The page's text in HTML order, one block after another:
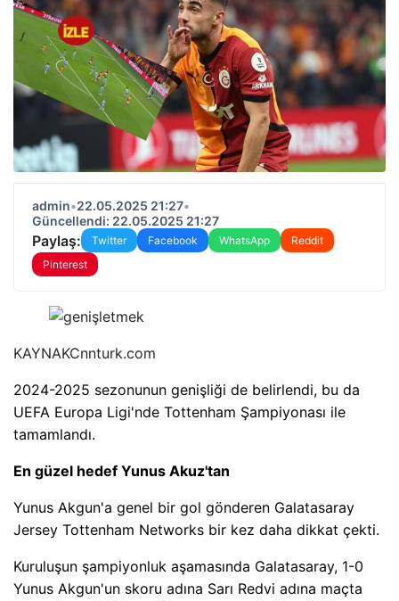
admin•22.05.2025 21:27•
Güncellendi: 22.05.2025 21:27
Paylaş: Twitter Facebook WhatsApp
Reddit
Pinterest
KAYNAKCnnturk.com
2024-2025 sezonunun genişliği de belirlendi, bu da
UEFA Europa Ligi'nde Tottenham Şampiyonası ile
tamamlandı.
En güzel hedef Yunus Akuz'tan
Yunus Akgun'a genel bir gol gönderen Galatasaray
Jersey Tottenham Networks bir kez daha dikkat çekti.
Kuruluşun şampiyonluk aşamasında Galatasaray, 1-0
Yunus Akgun'un skoru adına Sarı Redvi adına maçta